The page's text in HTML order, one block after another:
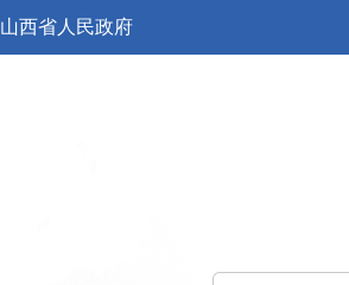
山西省人民政府